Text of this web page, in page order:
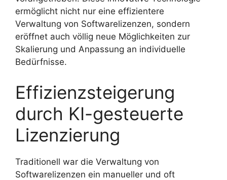
ermöglicht nicht nur eine effizientere
Verwaltung von Softwarelizenzen, sondern
eröffnet auch völlig neue Möglichkeiten zur
Skalierung und Anpassung an individuelle
Bedürfnisse.
Effizienzsteigerung
durch KI-gesteuerte
Lizenzierung
Traditionell war die Verwaltung von
Softwarelizenzen ein manueller und oft